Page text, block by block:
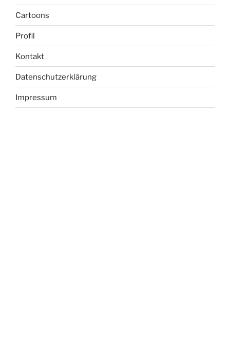
Cartoons
Profil
Kontakt
Datenschutzerklärung
Impressum